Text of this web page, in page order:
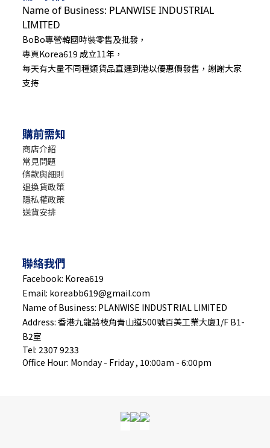
Name of Business: PLANWISE INDUSTRIAL
LIMITED
BoBo專營韓國時裝零售及批發，
專頁Korea619 成立11年，
每天有大量不同種類貨品直運到港以優惠價發售，謝謝大家
支持
購前需知
商店介紹
常見問題
條款與細則
退換貨政策
隱私權政策
送貨安排
聯絡我們
Facebook: Korea619
Email: koreabb619@gmail.com
Name of Business: PLANWISE INDUSTRIAL LIMITED
Address: 香港九龍茘枝角青山道500號百美工業大廈1/F B1-
B2室
Tel: 2307 9233
Office Hour: Monday - Friday , 10:00am - 6:00pm